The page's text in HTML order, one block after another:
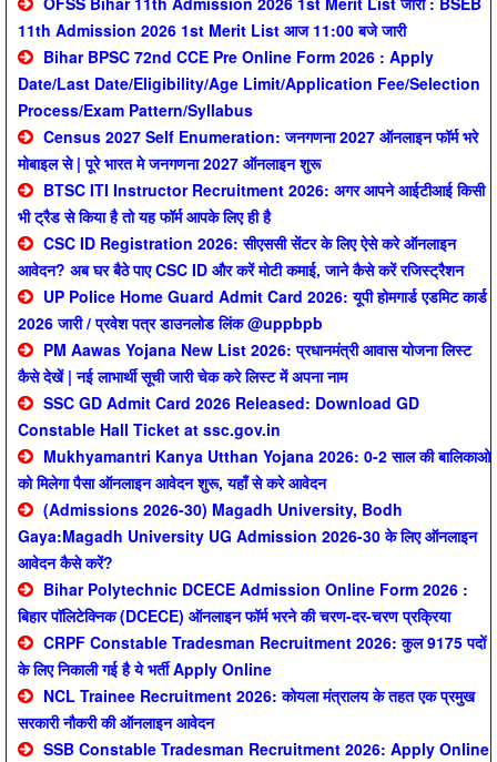
11th Admission 2026 1st Merit List आज 11:00 बजे जारी
Bihar BPSC 72nd CCE Pre Online Form 2026 : Apply
Date/Last Date/Eligibility/Age Limit/Application Fee/Selection
Process/Exam Pattern/Syllabus
Census 2027 Self Enumeration: जनगणना 2027 ऑनलाइन फॉर्म भरे
मोबाइल से | पूरे भारत मे जनगणना 2027 ऑनलाइन शुरू
BTSC ITI Instructor Recruitment 2026: अगर आपने आईटीआई किसी
भी ट्रैड से किया है तो यह फॉर्म आपके लिए ही है
CSC ID Registration 2026: सीएससी सेंटर के लिए ऐसे करे ऑनलाइन
आवेदन? अब घर बैठे पाए CSC ID और करें मोटी कमाई, जाने कैसे करें रजिस्ट्रैशन
UP Police Home Guard Admit Card 2026: यूपी होमगार्ड एडमिट कार्ड
2026 जारी / प्रवेश पत्र डाउनलोड लिंक @uppbpb
PM Aawas Yojana New List 2026: प्रधानमंत्री आवास योजना लिस्ट
कैसे देखें | नई लाभार्थी सूची जारी चेक करे लिस्ट में अपना नाम
SSC GD Admit Card 2026 Released: Download GD
Constable Hall Ticket at ssc.gov.in
Mukhyamantri Kanya Utthan Yojana 2026: 0-2 साल की बालिकाओ
को मिलेगा पैसा ऑनलाइन आवेदन शुरू, यहाँ से करे आवेदन
(Admissions 2026-30) Magadh University, Bodh
Gaya:Magadh University UG Admission 2026-30 के लिए ऑनलाइन
आवेदन कैसे करें?
Bihar Polytechnic DCECE Admission Online Form 2026 :
बिहार पॉलिटेक्निक (DCECE) ऑनलाइन फॉर्म भरने की चरण-दर-चरण प्रक्रिया
CRPF Constable Tradesman Recruitment 2026: कुल 9175 पदों
के लिए निकाली गई है ये भर्ती Apply Online
NCL Trainee Recruitment 2026: कोयला मंत्रालय के तहत एक प्रमुख
सरकारी नौकरी की ऑनलाइन आवेदन
SSB Constable Tradesman Recruitment 2026: Apply Online